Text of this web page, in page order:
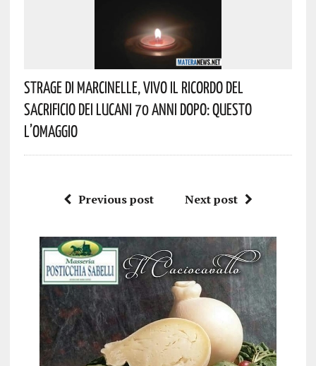
Strage Di Marcinelle, Vivo Il Ricordo Del
Sacrificio Dei Lucani 70 Anni Dopo: Questo
L’omaggio
Previous post Next post